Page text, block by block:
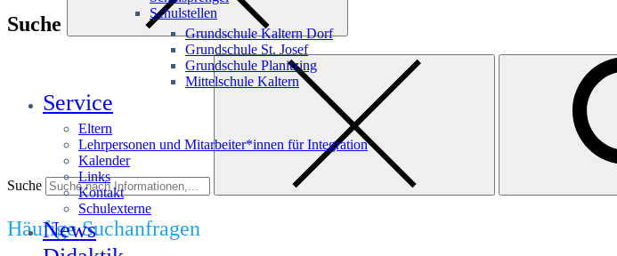
Schulstellen
Grundschule Kaltern Dorf
Grundschule St. Josef
Grundschule Planitzing
Mittelschule Kaltern
Service
Eltern
Lehrpersonen und Mitarbeiter*innen für Integration
Kalender
Links
Kontakt
Schulexterne
News
Suche
Suche
Häufige Suchanfragen